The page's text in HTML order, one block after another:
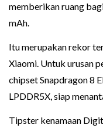
memberikan ruang
mAh.
Itu merupakan rekor
Xiaomi. Untuk urusan
chipset Snapdragon 8
LPDDR5X, siap
Tipster kenamaan